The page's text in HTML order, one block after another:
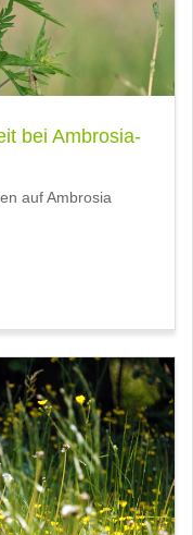
bei Ambrosia-
auf Ambrosia